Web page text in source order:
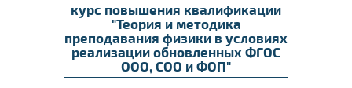
курс повышения квалификации
"Теория и методика
преподавания физики в условиях
реализации обновленных ФГОС
ООО, СОО и ФОП"